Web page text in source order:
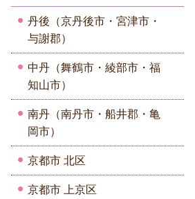
丹後（京丹後市・宮津市・
与謝郡）
中丹（舞鶴市・綾部市・福
知山市）
南丹（南丹市・船井郡・亀
岡市）
京都市 北区
京都市 上京区